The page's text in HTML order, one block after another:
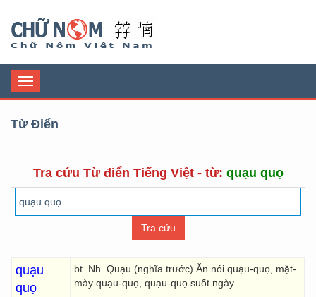
Toggle
navigation
Từ Điển
Tra cứu Từ điển Tiếng Việt - từ: quạu quọ
quạu
quọ
bt. Nh. Quạu (nghĩa trước) Ăn nói quạu-quọ, mặt-
mày quạu-quọ, quạu-quọ suốt ngày.